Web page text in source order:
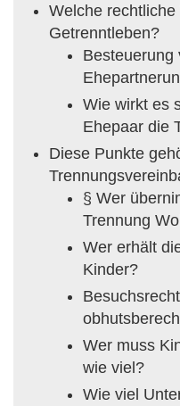
Welche
Getrenntleben?
Besteuerung
Wie wirkt es
Ehepaar die
Diese Punkte
§ Wer
Trennung
Wer erhält
Kinder?
Wer muss
wie viel?
Wie viel